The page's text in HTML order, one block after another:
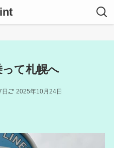
て札幌へ
2025年10月24日